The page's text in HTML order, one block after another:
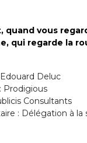
quand vous
qui regarde la
Deluc
Prodigious
Consultants
: Délégation à